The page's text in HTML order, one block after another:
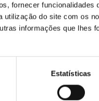
fornecer funcionalidades
do site com os
informações que lhes
Estatísticas